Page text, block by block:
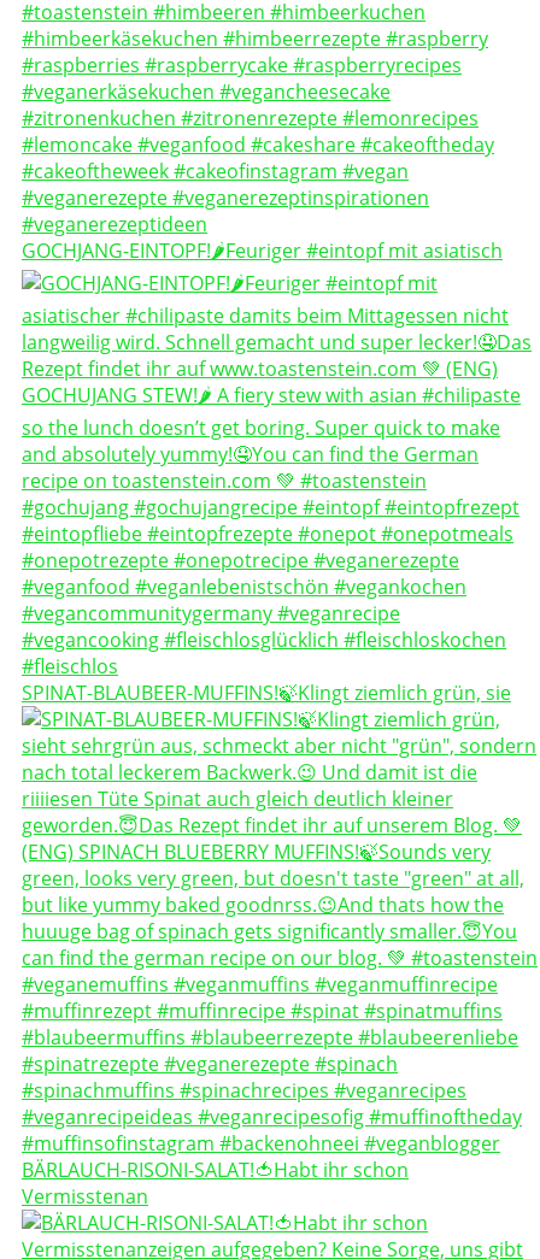
GOCHJANG-EINTOPF!🌶️Feuriger #eintopf mit asiatisch
SPINAT-BLAUBEER-MUFFINS!🍃Klingt ziemlich grün, sie
BÄRLAUCH-RISONI-SALAT!🍅Habt ihr schon
Vermisstenan